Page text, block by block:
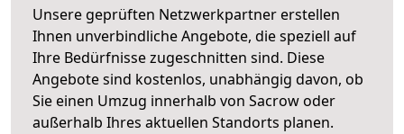
Unsere geprüften Netzwerkpartner erstellen
Ihnen unverbindliche Angebote, die speziell auf
Ihre Bedürfnisse zugeschnitten sind. Diese
Angebote sind kostenlos, unabhängig davon, ob
Sie einen Umzug innerhalb von Sacrow oder
außerhalb Ihres aktuellen Standorts planen.